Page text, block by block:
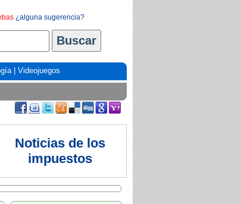
¿alguna sugerencia?
| Videojuegos
Noticias de los
impuestos